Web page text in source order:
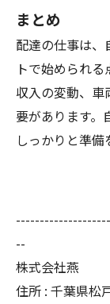
まとめ
配達の仕事は、
トで始められ
収入の変動、車
要があります。
しっかりと準備
--
株式会社燕
住所 : 千葉県松